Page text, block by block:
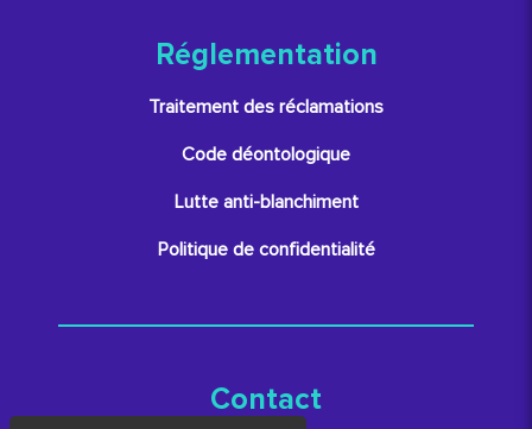
Réglementation
Traitement des réclamations
Code déontologique
Lutte anti-blanchiment
Politique de confidentialité
Contact